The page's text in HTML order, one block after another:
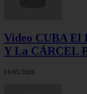
Video CUBA El
Y La CÁRCEL
01/05/2026